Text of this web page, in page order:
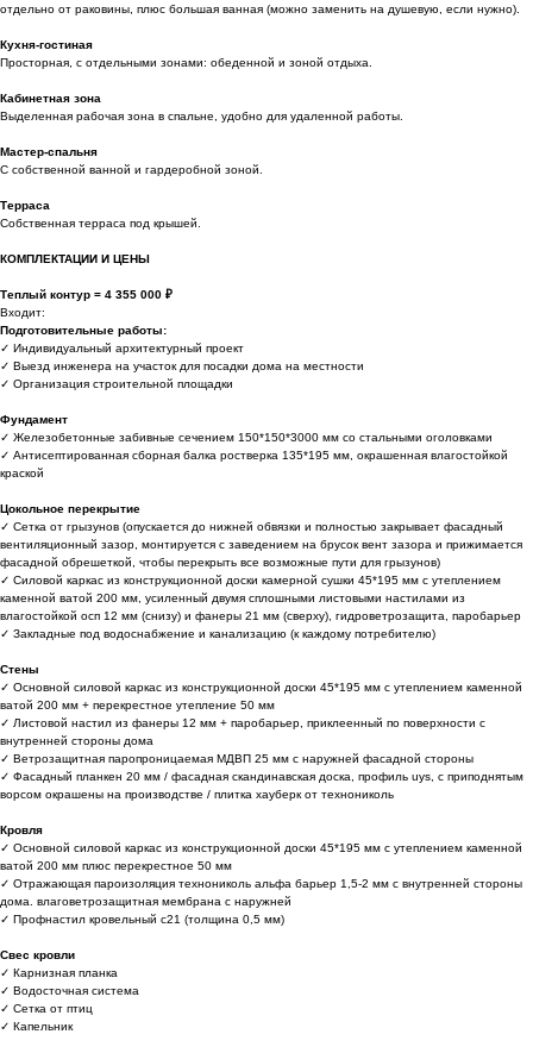
отдельно от раковины, плюс большая ванная (можно заменить на душевую, если нужно).
Кухня-гостиная
Просторная, с отдельными зонами: обеденной и зоной отдыха.
Кабинетная зона
Выделенная рабочая зона в спальне, удобно для удаленной работы.
Мастер-спальня
С собственной ванной и гардеробной зоной.
Терраса
Собственная терраса под крышей.
КОМПЛЕКТАЦИИ И ЦЕНЫ
Теплый контур = 4 355 000 ₽
Входит:
Подготовительные работы:
✓ Индивидуальный архитектурный проект
✓ Выезд инженера на участок для посадки дома на местности
✓ Организация строительной площадки
Фундамент
✓ Железобетонные забивные сечением 150*150*3000 мм со стальными оголовками
✓ Антисептированная сборная балка ростверка 135*195 мм, окрашенная влагостойкой
краской
Цокольное перекрытие
✓ Сетка от грызунов (опускается до нижней обвязки и полностью закрывает фасадный
вентиляционный зазор, монтируется с заведением на брусок вент зазора и прижимается
фасадной обрешеткой, чтобы перекрыть все возможные пути для грызунов)
✓ Силовой каркас из конструкционной доски камерной сушки 45*195 мм с утеплением
каменной ватой 200 мм, усиленный двумя сплошными листовыми настилами из
влагостойкой осп 12 мм (снизу) и фанеры 21 мм (сверху), гидроветрозащита, паробарьер
✓ Закладные под водоснабжение и канализацию (к каждому потребителю)
Стены
✓ Основной силовой каркас из конструкционной доски 45*195 мм с утеплением каменной
ватой 200 мм + перекрестное утепление 50 мм
✓ Листовой настил из фанеры 12 мм + паробарьер, приклеенный по поверхности с
внутренней стороны дома
✓ Ветрозащитная паропроницаемая МДВП 25 мм с наружней фасадной стороны
✓ Фасадный планкен 20 мм / фасадная скандинавская доска, профиль uys, с приподнятым
ворсом окрашены на производстве / плитка хауберк от технониколь
Кровля
✓ Основной силовой каркас из конструкционной доски 45*195 мм с утеплением каменной
ватой 200 мм плюс перекрестное 50 мм
✓ Отражающая пароизоляция технониколь альфа барьер 1,5-2 мм с внутренней стороны
дома. влаговетрозащитная мембрана с наружней
✓ Профнастил кровельный с21 (толщина 0,5 мм)
Свес кровли
✓ Карнизная планка
✓ Водосточная система
✓ Сетка от птиц
✓ Капельник